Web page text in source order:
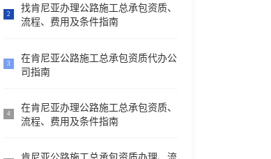
2
找肯尼亚办理公路施工总承包资质、
流程、费用及条件指南
3
在肯尼亚公路施工总承包资质代办公
司指南
4
在肯尼亚办理公路施工总承包资质、
流程、费用及条件指南